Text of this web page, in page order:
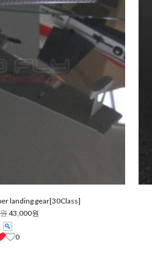
landing gear[30Class]
43,000원
0